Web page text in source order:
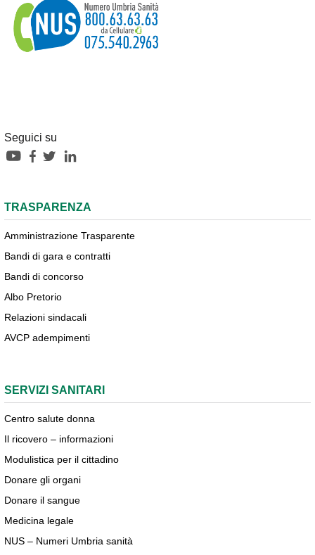
Seguici su
TRASPARENZA
Amministrazione Trasparente
Bandi di gara e contratti
Bandi di concorso
Albo Pretorio
Relazioni sindacali
AVCP adempimenti
SERVIZI SANITARI
Centro salute donna
Il ricovero – informazioni
Modulistica per il cittadino
Donare gli organi
Donare il sangue
Medicina legale
NUS – Numeri Umbria sanità